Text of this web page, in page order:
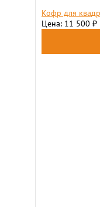
Кофр для
Цена: 11 500 ₽